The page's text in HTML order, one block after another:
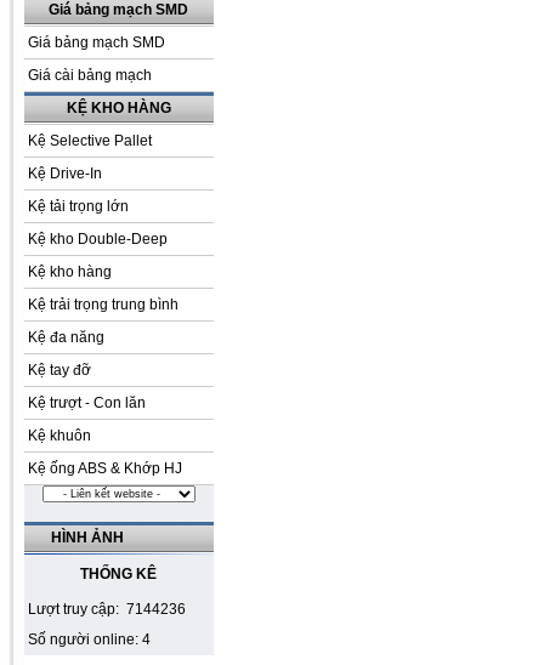
Giá bảng mạch SMD
Giá bảng mạch SMD
Giá cài bảng mạch
KỆ KHO HÀNG
Kệ Selective Pallet
Kệ Drive-In
Kệ tải trọng lớn
Kệ kho Double-Deep
Kệ kho hàng
Kệ trải trọng trung bình
Kệ đa năng
Kệ tay đỡ
Kệ trượt - Con lăn
Kệ khuôn
Kệ ống ABS & Khớp HJ
HÌNH ẢNH
THỐNG KÊ
Lượt truy cập: 7144236
Số người online: 4